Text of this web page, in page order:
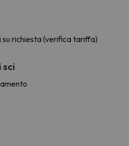
su richiesta (verifica tariffa)
sci